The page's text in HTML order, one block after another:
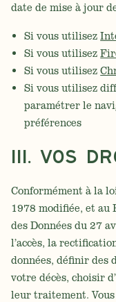
date de mise à jour
Si vous utilisez
Si vous utilisez
Si vous utilisez
Si vous utilisez
paramétrer le
préférences
III. VOS
Conformément à la
1978 modifiée, et au
des Données du 27
l’accès, la
données, définir des
votre décès, choisir
leur traitement.